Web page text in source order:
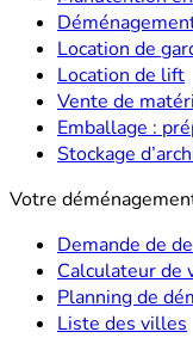
Location de
Location de lift
Vente de
Emballage :
Stockage
Votre
Demande de
Calculateur de
Planning de
Liste des villes